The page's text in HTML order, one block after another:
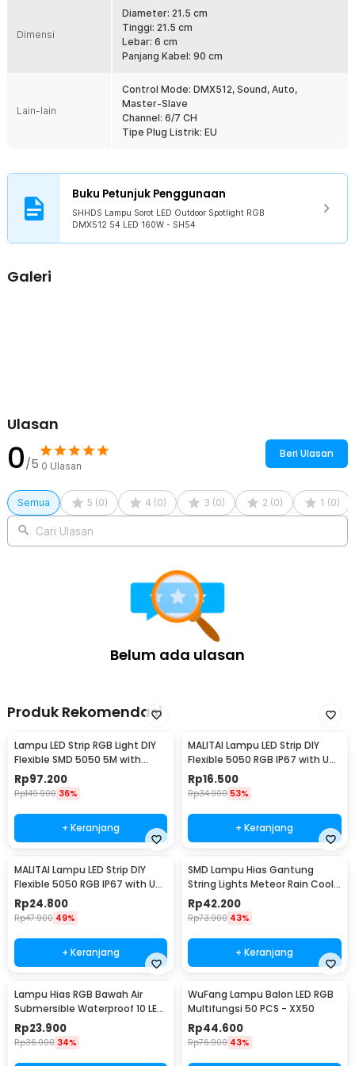
bersamaan dengan suara ataupun dekorasi tata panggung lainnya.
Mulai dari tingkat kecerahan, pergerakan lampu, hingga strobe.
Rincian yang Anda dapatkan untuk pembelian produk ini:
1 x SHHDS Lampu Sorot LED Outdoor Spotlight RGB DMX512 54
Dimensi
Diameter: 21.5 cm
Tinggi: 21.5 cm
Lebar: 6 cm
Panjang Kabel: 90 cm
Lain-lain
Control Mode: DMX512, Sound, Auto,
Master-Slave
Channel: 6/7 CH
Tipe Plug Listrik: EU
Buku Petunjuk Penggunaan
SHHDS Lampu Sorot LED Outdoor Spotlight RGB
DMX512 54 LED 160W - SH54
Galeri
Ulasan
0/5 0 Ulasan
Beri Ulasan
Semua 5 (0) 4 (0) 3 (0) 2 (0) 1 (0)
Cari Ulasan
Belum ada ulasan
Produk Rekomendasi
Lampu LED Strip RGB Light DIY
Flexible SMD 5050 5M with
Remote
Rp97.200
Rp149.900 36%
+ Keranjang
MALITAI Lampu LED Strip DIY
Flexible 5050 RGB IP67 with USB
Controller 1M - SMD2835
Rp16.500
Rp34.900 53%
+ Keranjang
MALITAI Lampu LED Strip DIY
Flexible 5050 RGB IP67 with USB
Controller 2M - SMD2835
Rp24.800
Rp47.900 49%
+ Keranjang
SMD Lampu Hias Gantung
String Lights Meteor Rain Cool
White 30cm 8 PCS
Rp42.200
Rp73.900 43%
+ Keranjang
Lampu Hias RGB Bawah Air
Submersible Waterproof 10 LED
with Remote - 13017
Rp23.900
Rp36.000 34%
WuFang Lampu Balon LED RGB
Multifungsi 50 PCS - XX50
Rp44.600
Rp76.900 43%